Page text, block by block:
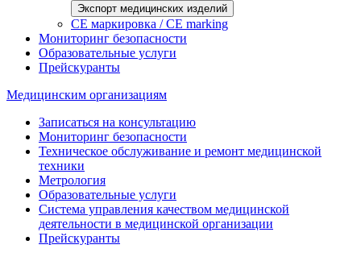
Экспорт медицинских изделий
CE маркировка / CE marking
Мониторинг безопасности
Образовательные услуги
Прейскуранты
Медицинским организациям
Записаться на консультацию
Мониторинг безопасности
Техническое обслуживание и ремонт медицинской
техники
Метрология
Образовательные услуги
Система управления качеством медицинской
деятельности в медицинской организации
Прейскуранты